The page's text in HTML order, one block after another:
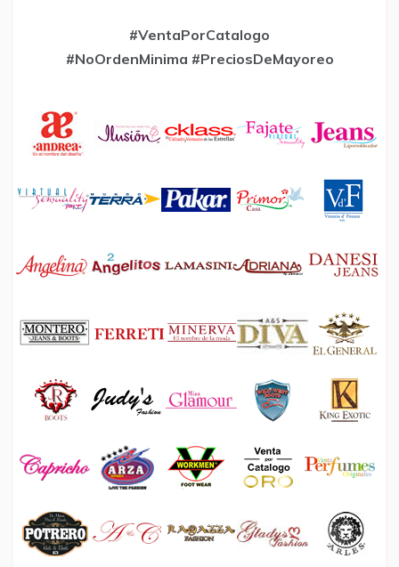
#VentaPorCatalogo
#NoOrdenMinima #PreciosDeMayoreo